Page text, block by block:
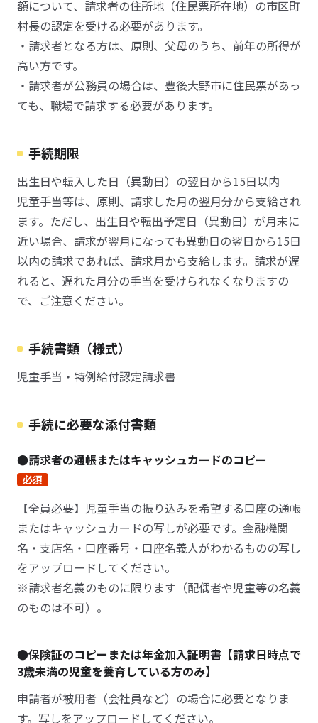
額について、請求者の住所地（住民票所在地）の市区町
村長の認定を受ける必要があります。
・請求者となる方は、原則、父母のうち、前年の所得が
高い方です。
・請求者が公務員の場合は、豊後大野市に住民票があっ
ても、職場で請求する必要があります。
手続期限
出生日や転入した日（異動日）の翌日から15日以内
児童手当等は、原則、請求した月の翌月分から支給され
ます。ただし、出生日や転出予定日（異動日）が月末に
近い場合、請求が翌月になっても異動日の翌日から15日
以内の請求であれば、請求月から支給します。請求が遅
れると、遅れた月分の手当を受けられなくなりますの
で、ご注意ください。
手続書類（様式）
児童手当・特例給付認定請求書
手続に必要な添付書類
●請求者の通帳またはキャッシュカードのコピー
必須
【全員必要】児童手当の振り込みを希望する口座の通帳
またはキャッシュカードの写しが必要です。金融機関
名・支店名・口座番号・口座名義人がわかるものの写し
をアップロードしてください。
※請求者名義のものに限ります（配偶者や児童等の名義
のものは不可）。
●保険証のコピーまたは年金加入証明書【請求日時点で
3歳未満の児童を養育している方のみ】
申請者が被用者（会社員など）の場合に必要となりま
す。写しをアップロードしてください。